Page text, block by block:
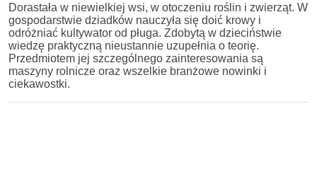
Dorastała w niewielkiej wsi, w otoczeniu roślin i zwierząt. W
gospodarstwie dziadków nauczyła się doić krowy i
odróżniać kultywator od pługa. Zdobytą w dzieciństwie
wiedzę praktyczną nieustannie uzupełnia o teorię.
Przedmiotem jej szczególnego zainteresowania są
maszyny rolnicze oraz wszelkie branżowe nowinki i
ciekawostki.